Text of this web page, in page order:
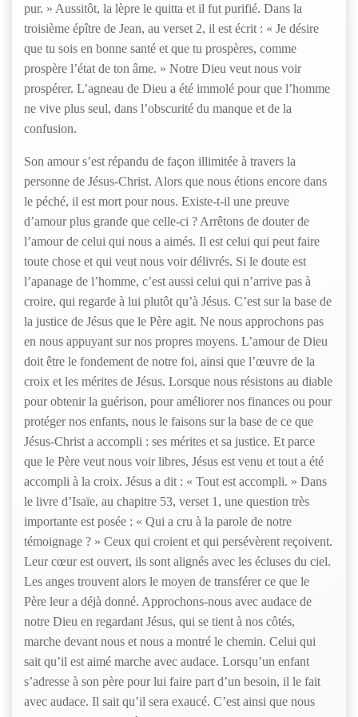
pur. » Aussitôt, la lèpre le quitta et il fut purifié. Dans la
troisième épître de Jean, au verset 2, il est écrit : « Je désire
que tu sois en bonne santé et que tu prospères, comme
prospère l’état de ton âme. » Notre Dieu veut nous voir
prospérer. L’agneau de Dieu a été immolé pour que l’homme
ne vive plus seul, dans l’obscurité du manque et de la
confusion.
Son amour s’est répandu de façon illimitée à travers la
personne de Jésus-Christ. Alors que nous étions encore dans
le péché, il est mort pour nous. Existe-t-il une preuve
d’amour plus grande que celle-ci ? Arrêtons de douter de
l’amour de celui qui nous a aimés. Il est celui qui peut faire
toute chose et qui veut nous voir délivrés. Si le doute est
l’apanage de l’homme, c’est aussi celui qui n’arrive pas à
croire, qui regarde à lui plutôt qu’à Jésus. C’est sur la base de
la justice de Jésus que le Père agit. Ne nous approchons pas
en nous appuyant sur nos propres moyens. L’amour de Dieu
doit être le fondement de notre foi, ainsi que l’œuvre de la
croix et les mérites de Jésus. Lorsque nous résistons au diable
pour obtenir la guérison, pour améliorer nos finances ou pour
protéger nos enfants, nous le faisons sur la base de ce que
Jésus-Christ a accompli : ses mérites et sa justice. Et parce
que le Père veut nous voir libres, Jésus est venu et tout a été
accompli à la croix. Jésus a dit : « Tout est accompli. » Dans
le livre d’Isaïe, au chapitre 53, verset 1, une question très
importante est posée : « Qui a cru à la parole de notre
témoignage ? » Ceux qui croient et qui persévèrent reçoivent.
Leur cœur est ouvert, ils sont alignés avec les écluses du ciel.
Les anges trouvent alors le moyen de transférer ce que le
Père leur a déjà donné. Approchons-nous avec audace de
notre Dieu en regardant Jésus, qui se tient à nos côtés,
marche devant nous et nous a montré le chemin. Celui qui
sait qu’il est aimé marche avec audace. Lorsqu’un enfant
s’adresse à son père pour lui faire part d’un besoin, il le fait
avec audace. Il sait qu’il sera exaucé. C’est ainsi que nous